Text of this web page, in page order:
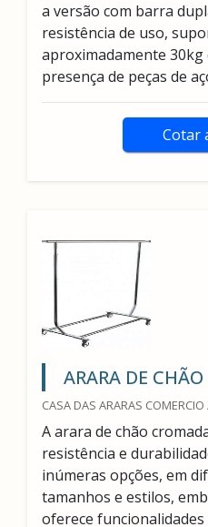
a versão com barra
resistência de uso,
aproximadamente
presença de peças de
Cotar
ARARA DE
CASA DAS ARARAS
A arara de chão
resistência e
inúmeras opções, em
tamanhos e estilos,
oferece funcionalidades